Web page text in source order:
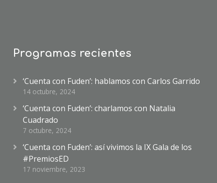
Programas recientes
‘Cuenta con Fuden’: hablamos con Carlos Garrido
14 octubre, 2024
‘Cuenta con Fuden’: charlamos con Natalia
Cuadrado
7 octubre, 2024
‘Cuenta con Fuden’: así vivimos la IX Gala de los
#PremiosED
17 noviembre, 2023